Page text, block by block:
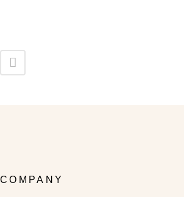
COMPANY